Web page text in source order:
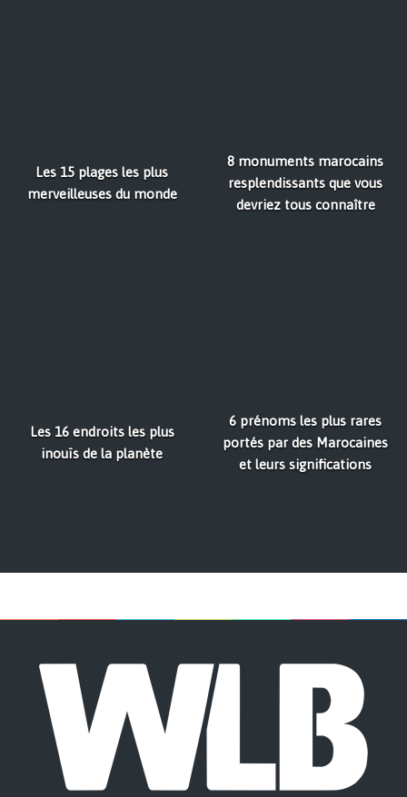
Les 15 plages les plus
merveilleuses du monde
8 monuments marocains
resplendissants que vous
devriez tous connaître
Les 16 endroits les plus
inouïs de la planète
6 prénoms les plus rares
portés par des Marocaines
et leurs significations